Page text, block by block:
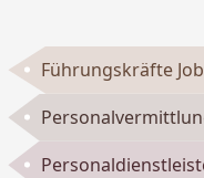
Führungskräfte